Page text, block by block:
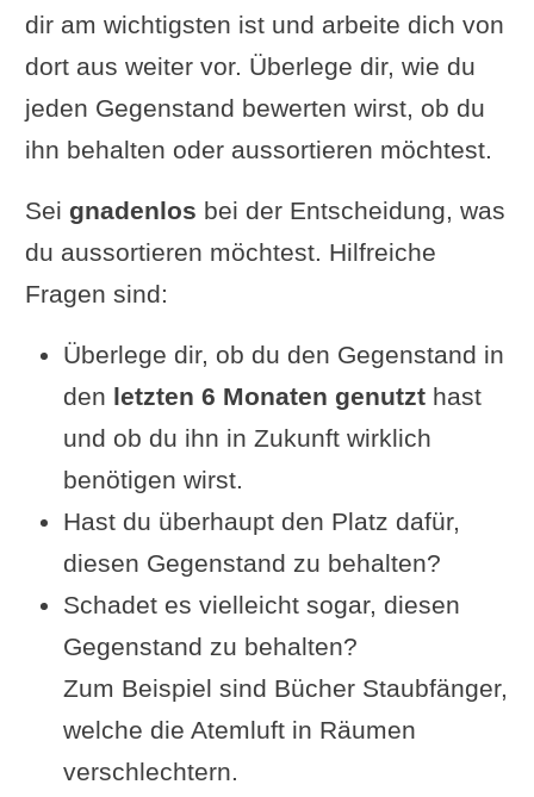
dir am wichtigsten ist und arbeite dich von
dort aus weiter vor. Überlege dir, wie du
jeden Gegenstand bewerten wirst, ob du
ihn behalten oder aussortieren möchtest.
Sei gnadenlos bei der Entscheidung, was
du aussortieren möchtest. Hilfreiche
Fragen sind:
Überlege dir, ob du den Gegenstand in
den letzten 6 Monaten genutzthast
und ob du ihn in Zukunft wirklich
benötigen wirst.
Hast du überhaupt den Platz dafür,
diesen Gegenstand zu behalten?
Schadet es vielleicht sogar, diesen
Gegenstand zu behalten?
Zum Beispiel sind Bücher Staubfänger,
welche die Atemluft in Räumen
verschlechtern.